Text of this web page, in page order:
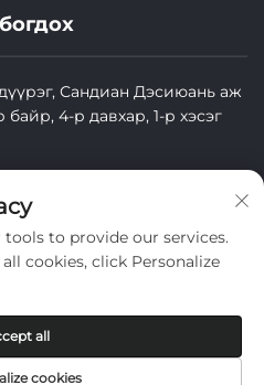
Сандиан Дэсиюань аж
4-р давхар, 1-р хэсэг
to provide our services.
cookies, click Personalize
cookies
all